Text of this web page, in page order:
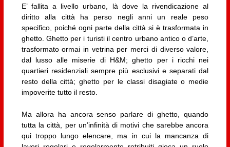
E’ fallita a livello urbano, là dove la rivendicazione al
diritto alla città ha perso negli anni un reale peso
specifico, poiché ogni parte della città si è trasformata in
ghetto. Ghetto per i turisti il centro urbano antico o d’arte,
trasformato ormai in vetrina per merci di diverso valore,
dal lusso alle miserie di H&M; ghetto per i ricchi nei
quartieri residenziali sempre più esclusivi e separati dal
resto della città; ghetto per le classi disagiate o medie
impoverite tutto il resto.
Ma allora ha ancora senso parlare di ghetto, quando
tutta la città, per un’infinità di motivi che sarebbe ancora
qui troppo lungo elencare, ma in cui la mancanza di